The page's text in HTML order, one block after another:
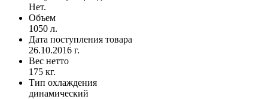
Нет.
Объем
1050 л.
Дата поступления товара
26.10.2016 г.
Вес нетто
175 кг.
Тип охлаждения
динамический